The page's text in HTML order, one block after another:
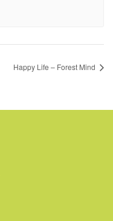
Happy Life – Forest Mind